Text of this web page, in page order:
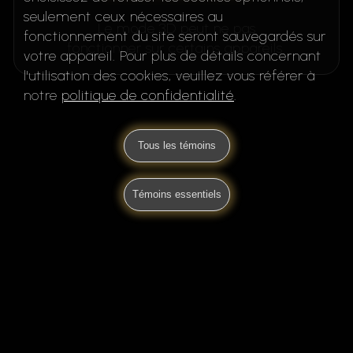
seulement ceux nécessaires au
fonctionnement du site seront sauvegardés sur
votre appareil. Pour plus de détails concernant
l'utilisation des cookies, veuillez vous référer à
notre politique de confidentialité.
Tous les témoins
Témoins essentiels
Le mode 3D peut ne pas
fonctionner sur certains appareils.